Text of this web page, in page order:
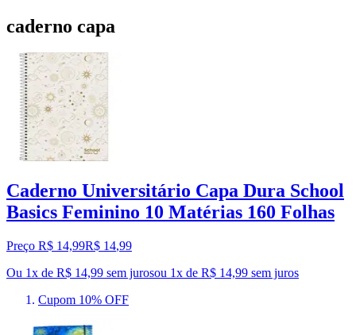
caderno capa
Caderno Universitário Capa Dura School
Basics Feminino 10 Matérias 160 Folhas
Preço R$ 14,99R$ 14,99
Ou 1x de R$ 14,99 sem jurosou 1x de R$ 14,99 sem juros
Cupom 10% OFF